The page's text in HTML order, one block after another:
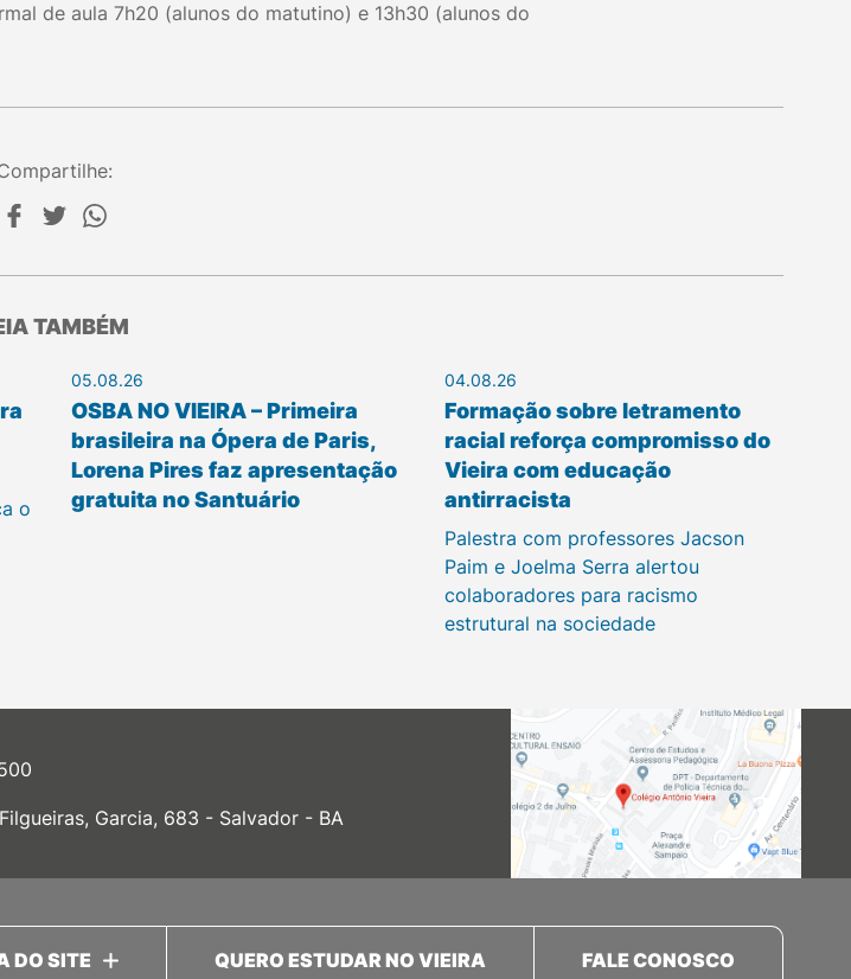
de aula 7h20 (alunos do matutino) e 13h30 (alunos do
TAMBÉM
o
05.08.26
OSBA NO VIEIRA – Primeira
brasileira na Ópera de Paris,
Lorena Pires faz apresentação
gratuita no Santuário
04.08.26
Formação sobre letramento
racial reforça compromisso do
Vieira com educação
antirracista
Palestra com professores Jacson
Paim e Joelma Serra alertou
colaboradores para racismo
estrutural na sociedade
Garcia, 683 - Salvador - BA
DO SITE QUERO ESTUDAR NO VIEIRA FALE CONOSCO